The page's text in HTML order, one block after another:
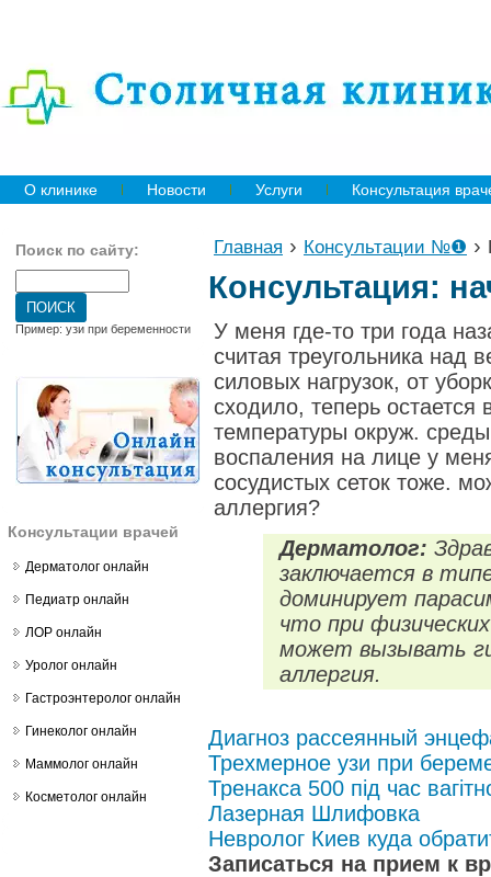
О клинике Новости Услуги Консультация
Поиск по сайту:
Пример: узи при беременности
Консультации врачей
Дерматолог онлайн
Педиатр онлайн
ЛОР онлайн
Уролог онлайн
Гастроэнтеролог онлайн
Гинеколог онлайн
Маммолог онлайн
Косметолог онлайн
Главная › Консультации №❶ ›
Консультация:
У меня где-то три года
считая треугольника над
силовых нагрузок, от
сходило, теперь остается
температуры окруж.
воспаления на лице у
сосудистых сеток тоже.
аллергия?
Дерматолог:
заключается в
доминирует
что при
может вызывать
аллергия.
Диагноз рассеянный
Трехмерное узи при
Тренакса 500 під час
Лазерная Шлифовка
Невролог Киев куда
Записаться на прием к